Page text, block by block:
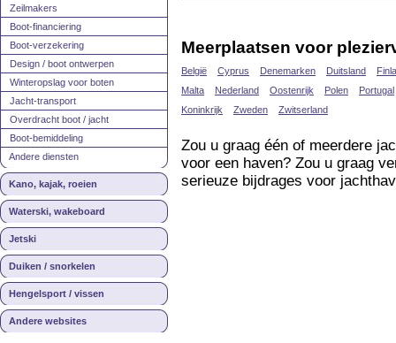
Zeilmakers
Boot-financiering
Boot-verzekering
Design / boot ontwerpen
Winteropslag voor boten
Jacht-transport
Overdracht boot / jacht
Boot-bemiddeling
Andere diensten
Kano, kajak, roeien
Waterski, wakeboard
Jetski
Duiken / snorkelen
Hengelsport / vissen
Andere websites
Meerplaatsen voor
België Cyprus Denemarken Duitsland
Malta
Nederland Oostenrijk Polen
Portugal
Koninkrijk
Zweden Zwitserland
Zou u graag één of meerdere
voor een haven? Zou u graag
serieuze bijdrages voor